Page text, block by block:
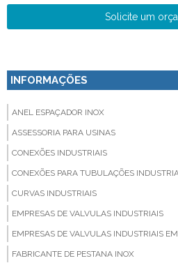
Solicite um
INFORMAÇÕES
ANEL ESPAÇADOR INOX
ASSESSORIA PARA USINAS
CONEXÕES INDUSTRIAIS
CONEXÕES PARA TUBULAÇÕES
CURVAS INDUSTRIAIS
EMPRESAS DE VALVULAS INDUSTRIAIS
EMPRESAS DE VALVULAS INDUSTRIAIS
FABRICANTE DE PESTANA INOX